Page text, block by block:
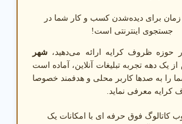
زمان برای دیده‌شدن کسب و کار شما در
جستجوی اینترنتی است!
حوزه ظروف کرایه ارائه می‌دهید، شهر
از یک دهه تجربه تبلیغات آنلاین، آماده است
را به صدها کاربر محلی و هدفمند خصوصا
معرفی نماید.
کاتالوگ فوق حرفه ای با امکانات یک